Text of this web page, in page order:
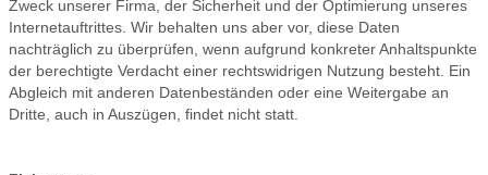
Zweck unserer Firma, der Sicherheit und der Optimierung unseres
Internetauftrittes. Wir behalten uns aber vor, diese Daten
nachträglich zu überprüfen, wenn aufgrund konkreter Anhaltspunkte
der berechtigte Verdacht einer rechtswidrigen Nutzung besteht. Ein
Abgleich mit anderen Datenbeständen oder eine Weitergabe an
Dritte, auch in Auszügen, findet nicht statt.